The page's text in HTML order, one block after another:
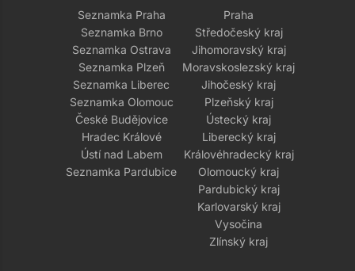
Seznamka Praha
Seznamka Brno
Seznamka Ostrava
Seznamka Plzeň
Seznamka Liberec
Seznamka Olomouc
České Budějovice
Hradec Králové
Ústí nad Labem
Seznamka Pardubice
Praha
Středočeský kraj
Jihomoravský kraj
Moravskoslezský kraj
Jihočeský kraj
Plzeňský kraj
Ústecký kraj
Liberecký kraj
Královéhradecký kraj
Olomoucký kraj
Pardubický kraj
Karlovarský kraj
Vysočina
Zlínský kraj